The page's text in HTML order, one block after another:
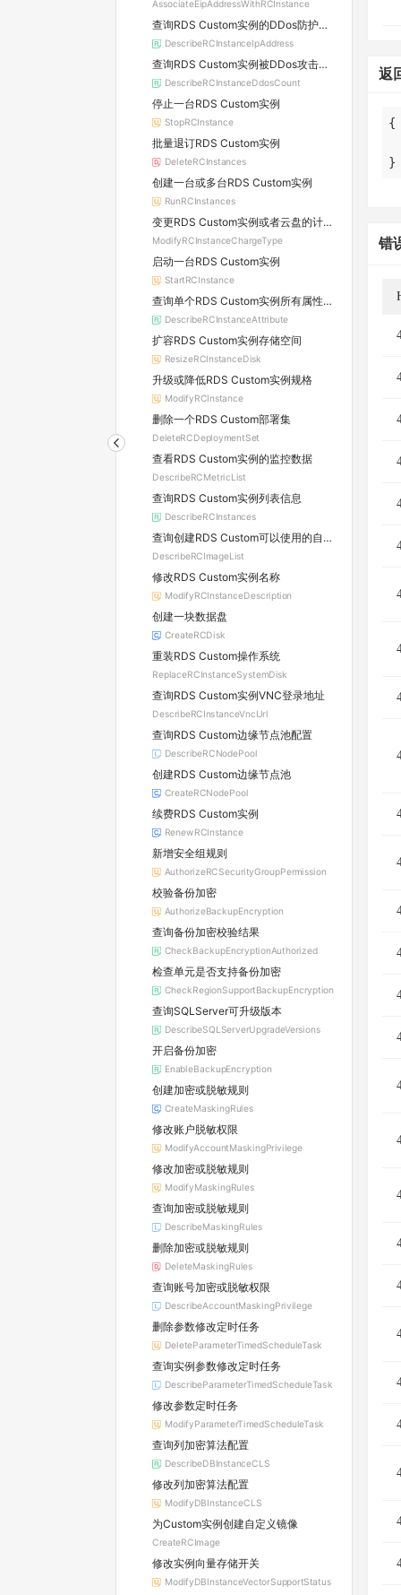
AssociateEipAddressWithRCInstance
查询RDS Custom实例的DDos防护信息及所属原生防护实例的详情
DescribeRCInstanceIpAddress
查询RDS Custom实例被DDos攻击的数量
DescribeRCInstanceDdosCount
停止一台RDS Custom实例
StopRCInstance
批量退订RDS Custom实例
DeleteRCInstances
创建一台或多台RDS Custom实例
RunRCInstances
变更RDS Custom实例或者云盘的计费方式
ModifyRCInstanceChargeType
启动一台RDS Custom实例
StartRCInstance
查询单个RDS Custom实例所有属性信息
DescribeRCInstanceAttribute
扩容RDS Custom实例存储空间
ResizeRCInstanceDisk
升级或降低RDS Custom实例规格
ModifyRCInstance
删除一个RDS Custom部署集
DeleteRCDeploymentSet
查看RDS Custom实例的监控数据
DescribeRCMetricList
查询RDS Custom实例列表信息
DescribeRCInstances
查询创建RDS Custom可以使用的自定义镜像列表
DescribeRCImageList
修改RDS Custom实例名称
ModifyRCInstanceDescription
创建一块数据盘
CreateRCDisk
重装RDS Custom操作系统
ReplaceRCInstanceSystemDisk
查询RDS Custom实例VNC登录地址
DescribeRCInstanceVncUrl
查询RDS Custom边缘节点池配置
DescribeRCNodePool
创建RDS Custom边缘节点池
CreateRCNodePool
续费RDS Custom实例
RenewRCInstance
新增安全组规则
AuthorizeRCSecurityGroupPermission
校验备份加密
AuthorizeBackupEncryption
查询备份加密校验结果
CheckBackupEncryptionAuthorized
检查单元是否支持备份加密
CheckRegionSupportBackupEncryption
查询SQLServer可升级版本
DescribeSQLServerUpgradeVersions
开启备份加密
EnableBackupEncryption
创建加密或脱敏规则
CreateMaskingRules
修改账户脱敏权限
ModifyAccountMaskingPrivilege
修改加密或脱敏规则
ModifyMaskingRules
查询加密或脱敏规则
DescribeMaskingRules
删除加密或脱敏规则
DeleteMaskingRules
查询账号加密或脱敏权限
DescribeAccountMaskingPrivilege
删除参数修改定时任务
DeleteParameterTimedScheduleTask
查询实例参数修改定时任务
DescribeParameterTimedScheduleTask
修改参数定时任务
ModifyParameterTimedScheduleTask
查询列加密算法配置
DescribeDBInstanceCLS
修改列加密算法配置
ModifyDBInstanceCLS
为Custom实例创建自定义镜像
CreateRCImage
修改实例向量存储开关
ModifyDBInstanceVectorSupportStatus
返
}
错